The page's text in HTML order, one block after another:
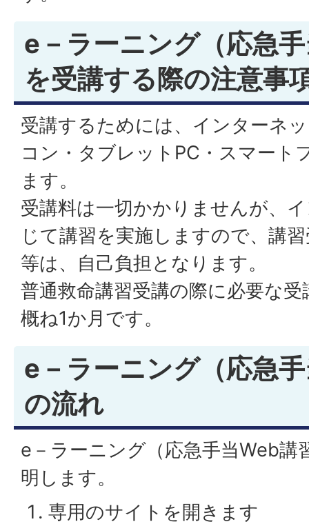
e－ラーニング（応急
を受講する際の注意事
受講するためには、インターネ
コン・タブレットPC・スマート
ます。
受講料は一切かかりませんが、
じて講習を実施しますので、講
等は、自己負担となります。
普通救命講習受講の際に必要な
概ね1か月です。
e－ラーニング（応急
の流れ
e－ラーニング（応急手当Web講
明します。
専用のサイトを開きます